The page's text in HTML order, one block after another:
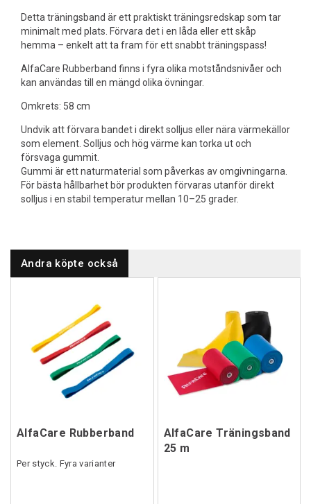
Detta träningsband är ett praktiskt träningsredskap som tar
minimalt med plats. Förvara det i en låda eller ett skåp
hemma – enkelt att ta fram för ett snabbt träningspass!
AlfaCare Rubberband finns i fyra olika motståndsnivåer och
kan användas till en mängd olika övningar.
Omkrets: 58 cm
Undvik att förvara bandet i direkt solljus eller nära värmekällor
som element. Solljus och hög värme kan torka ut och
försvaga gummit.
Gummi är ett naturmaterial som påverkas av omgivningarna.
För bästa hållbarhet bör produkten förvaras utanför direkt
solljus i en stabil temperatur mellan 10–25 grader.
Andra köpte också
AlfaCare Rubberband
Per styck. Fyra varianter
AlfaCare Träningsband
25 m